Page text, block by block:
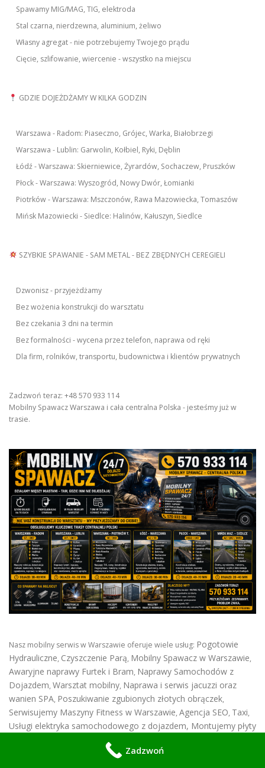
Spawamy MIG/MAG, TIG, elektroda
Stal czarna, nierdzewna, aluminium, żeliwo
Własny agregat - nie potrzebujemy Twojego prądu
Cięcie, szlifowanie, wiercenie - wszystko na miejscu
GDZIE DOJEŻDŻAMY W KILKA GODZIN
Warszawa - Radom: Piaseczno, Grójec, Warka, Białobrzegi
Warszawa - Lublin: Garwolin, Kołbiel, Ryki, Dęblin
Łódź - Warszawa: Skierniewice, Żyrardów, Sochaczew, Pruszków
Płock - Warszawa: Wyszogród, Nowy Dwór, Łomianki
Piotrków - Warszawa: Mszczonów, Rawa Mazowiecka, Tomaszów
Mińsk Mazowiecki - Siedlce: Halinów, Kałuszyn, Siedlce
SZYBKIE SPAWANIE - SAM METAL - BEZ ZBĘDNYCH CEREGIELI
Dzwonisz - przyjeżdżamy
Bez wożenia konstrukcji do warsztatu
Bez czekania 3 dni na termin
Bez formalności - wycena przez telefon, naprawa od ręki
Dla firm, rolników, transportu, budownictwa i klientów prywatnych
Zadzwoń teraz: +48 570 933 114
Mobilny Spawacz Warszawa i cała centralna Polska - jesteśmy już w
trasie.
Nasz mobilny serwis w Warszawie oferuje wiele usług: Pogotowie
Hydrauliczne, Czyszczenie Parą, Mobilny Spawacz w Warszawie,
Awaryjne naprawy Furtek i Bram, Naprawy Samochodów z
Dojazdem, Warsztat mobilny, Naprawa i serwis jacuzzi oraz
wanien SPA, Poszukiwanie zgubionych złotych obrączek,
Serwisujemy Maszyny Fitness w Warszawie, Agencja SEO, Taxi,
Usługi elektryka samochodowego z dojazdem, Montujemy płyty
Montujemy wizjery z kamerą i kamery wifi
Zadzwoń